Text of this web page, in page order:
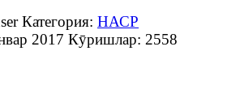
Категория: НАСР
2017 Кӯришлар: 2558